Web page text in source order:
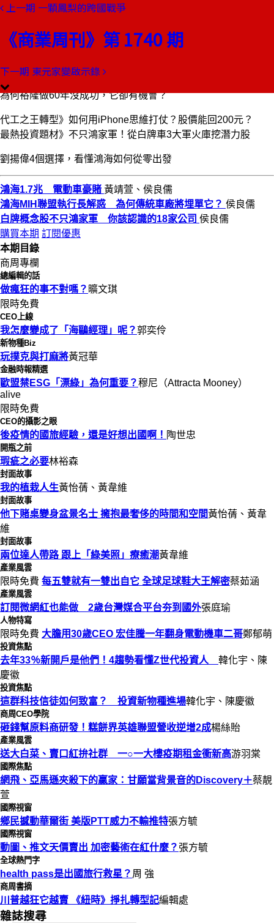
上一期 一顆鳳梨的跨國戰爭
《商業周刊》第 1740 期
下一期 東元家變啟示錄
本期目錄
鴻海1.7兆電動車豪賭
為何裕隆做60年沒成功，它卻有機會？
代工之王轉型》如何用iPhone思維打仗？股價能回200元？
最熱投資題材》不只鴻家軍！從白牌車3大軍火庫挖潛力股
劉揚偉4個選擇，看懂鴻海如何從零出發
鴻海1.7兆 電動車豪賭 黃靖萱、侯良儒
鴻海MIH聯盟執行長解惑 為何傳統車廠將埋單它？ 侯良儒
白牌概念股不只鴻家軍 你該認識的18家公司 侯良儒
購買本期 訂閱優惠
本期目錄
商周專欄
總編輯的話
做瘋狂的事不對嗎？ 曠文琪
限時免費
CEO上線
我怎麼變成了「海鷗經理」呢？郭奕伶
新物種Biz
玩撲克與打麻將黃冠華
金融時報精選
歐盟禁ESG「漂綠」為何重要？穆尼（Attracta Mooney）
alive
限時免費
CEO的攝影之眼
後疫情的國旅經驗，還是好想出國啊！ 陶世忠
開瓶之前
瑕疵之必要林裕森
封面故事
我的植栽人生黃怡蒨、黃韋維
封面故事
他下賭桌變身盆景名士 擁抱最奢侈的時間和空間黃怡蒨、黃韋
維
封面故事
兩位達人帶路 跟上「綠美照」療癒潮黃韋維
產業風雲
限時免費 每五雙就有一雙出自它 全球足球鞋大王解密蔡茹涵
產業風雲
訂閱微網紅也能做 2歲台灣媒合平台夯到國外張庭瑜
人物特寫
限時免費 大膽用30歲CEO 宏佳騰一年翻身電動機車二哥鄭郁萌
投資焦點
去年33％新開戶是他們！4趨勢看懂Z世代投資人 韓化宇、陳
慶徽
投資焦點
這群科技信徒如何致富？ 投資新物種進場韓化宇、陳慶徽
商周CEO學院
砸錢幫原料商研發！糕餅界英雄聯盟營收逆增2成楊絲貽
產業風雲
送大白菜、賣口紅拚社群 一○一大樓疫期租金衝新高游羽棠
國際焦點
網飛、亞馬遜夾殺下的贏家：甘願當背景音的Discovery＋蔡靚
萱
國際視窗
鄉民撼動華爾街 美版PTT威力不輸推特張方毓
國際視窗
動圖、推文天價賣出 加密藝術在紅什麼？ 張方毓
全球熱門字
health pass是出國旅行救星？ 周 強
商周書摘
川普越狂它越賣 《紐時》掙扎轉型記編輯處
雜誌搜尋